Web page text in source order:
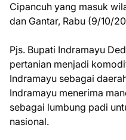
Cipancuh yang masuk
dan Gantar, Rabu (9/10/
Pjs. Bupati Indramayu
pertanian menjadi
Indramayu sebagai
Indramayu menerima
sebagai lumbung padi
nasional.